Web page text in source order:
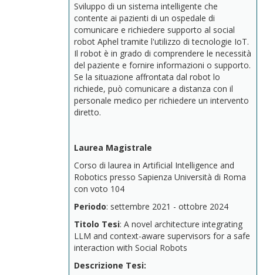
Sviluppo di un sistema intelligente che
contente ai pazienti di un ospedale di
comunicare e richiedere supporto al social
robot Aphel tramite l'utilizzo di tecnologie IoT.
Il robot è in grado di comprendere le necessità
del paziente e fornire informazioni o supporto.
Se la situazione affrontata dal robot lo
richiede, può comunicare a distanza con il
personale medico per richiedere un intervento
diretto.
Laurea Magistrale
Corso di laurea in Artificial Intelligence and
Robotics presso Sapienza Università di Roma
con voto 104
Periodo: settembre 2021 - ottobre 2024
Titolo Tesi: A novel architecture integrating
LLM and context-aware supervisors for a safe
interaction with Social Robots
Descrizione Tesi: